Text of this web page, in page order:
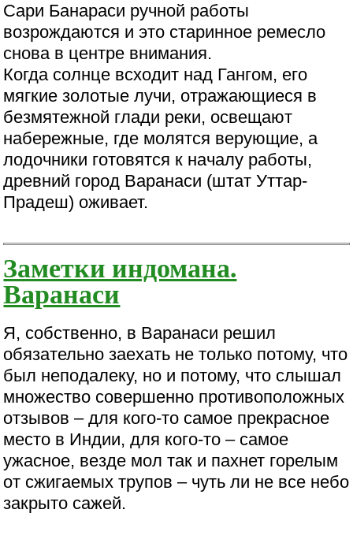
Сари Банараси ручной работы
возрождаются и это старинное ремесло
снова в центре внимания.
Когда солнце всходит над Гангом, его
мягкие золотые лучи, отражающиеся в
безмятежной глади реки, освещают
набережные, где молятся верующие, а
лодочники готовятся к началу работы,
древний город Варанаси (штат Уттар-
Прадеш) оживает.
Заметки индомана.
Варанаси
Я, собственно, в Варанаси решил
обязательно заехать не только потому, что
был неподалеку, но и потому, что слышал
множество совершенно противоположных
отзывов – для кого-то самое прекрасное
место в Индии, для кого-то – самое
ужасное, везде мол так и пахнет горелым
от сжигаемых трупов – чуть ли не все небо
закрыто сажей.